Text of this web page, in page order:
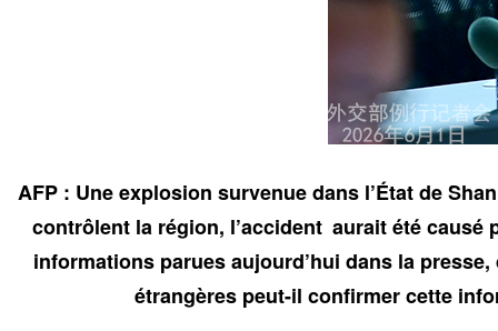
AFP : Une explosion survenue dans l’État de
contrôlent la région, l’accident aurait été
informations parues aujourd’hui dans la
étrangères peut-il confirmer cette